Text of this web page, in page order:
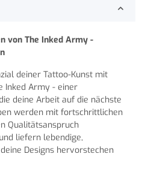
von The Inked Army -
deiner Tattoo-Kunst mit
Inked Army - einer
deine Arbeit auf die nächste
werden mit fortschrittlichen
Qualitätsanspruch
liefern lebendige,
Designs hervorstechen